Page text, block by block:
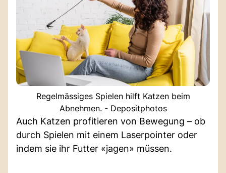
Regelmässiges Spielen hilft Katzen beim
Abnehmen. - Depositphotos
Auch Katzen profitieren von Bewegung – ob
durch Spielen mit einem Laserpointer oder
indem sie ihr Futter «jagen» müssen.